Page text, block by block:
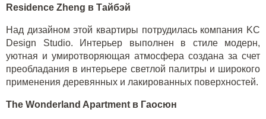
Residence Zheng в Тайбэй
Над дизайном этой квартиры потрудилась компания KC
Design Studio. Интерьер выполнен в стиле модерн,
уютная и умиротворяющая атмосфера создана за счет
преобладания в интерьере светлой палитры и широкого
применения деревянных и лакированных поверхностей.
The Wonderland Apartment в Гаосюн